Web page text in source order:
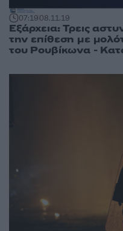
07:1908.11.19
Εξάρχεια: Τρεις
την επίθεση με
του Ρουβίκωνα -